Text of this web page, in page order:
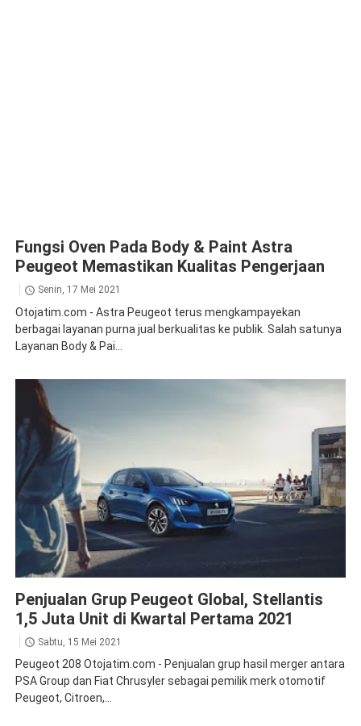
Fungsi Oven Pada Body & Paint Astra
Peugeot Memastikan Kualitas Pengerjaan
Senin, 17 Mei 2021
Otojatim.com - Astra Peugeot terus mengkampayekan
berbagai layanan purna jual berkualitas ke publik. Salah satunya
Layanan Body & Pai...
Penjualan Grup Peugeot Global, Stellantis
1,5 Juta Unit di Kwartal Pertama 2021
Sabtu, 15 Mei 2021
Peugeot 208 Otojatim.com - Penjualan grup hasil merger antara
PSA Group dan Fiat Chrusyler sebagai pemilik merk otomotif
Peugeot, Citroen,...